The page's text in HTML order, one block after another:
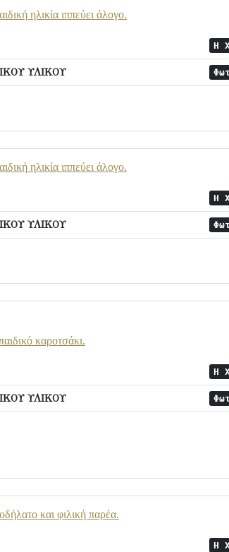
ηλικία ιππεύει άλογο.
Η
ΥΛΙΚΟΥ
ηλικία ιππεύει άλογο.
Η
ΥΛΙΚΟΥ
καροτσάκι.
Η
ΥΛΙΚΟΥ
και φιλική παρέα.
Η